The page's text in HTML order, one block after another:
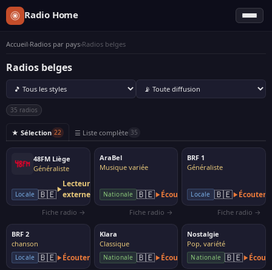
Radio Home
Accueil›Radios par pays›Radios belges
Radios belges
35 radios
★ Sélection 22 ☰ Liste complète 35
48FM Liège
Généraliste
Locale 🇧🇪
Lecteur
externe
Fiche radio →
AraBel
Musique variée
Nationale 🇧🇪 Écouter
Fiche radio →
BRF 1
Généraliste
Locale 🇧🇪 Écouter
Fiche radio →
BRF 2
chanson
Locale 🇧🇪 Écouter
Klara
Classique
Nationale 🇧🇪 Écouter
Nostalgie
Pop, variété
Nationale 🇧🇪